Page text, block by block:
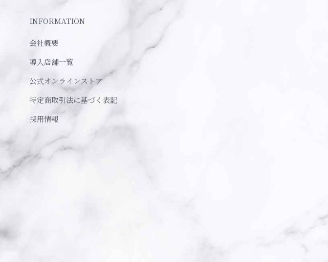
INFORMATION
会社概要
導入店舗一覧
公式オンラインストア
特定商取引法に基づく表記
採用情報